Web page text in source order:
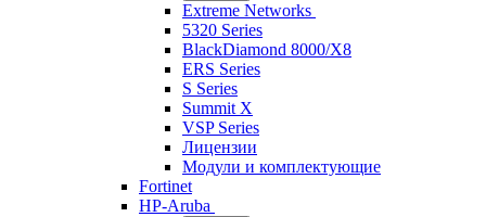
Extreme Networks
5320 Series
BlackDiamond 8000/X8
ERS Series
S Series
Summit X
VSP Series
Лицензии
Модули и комплектующие
Fortinet
HP-Aruba